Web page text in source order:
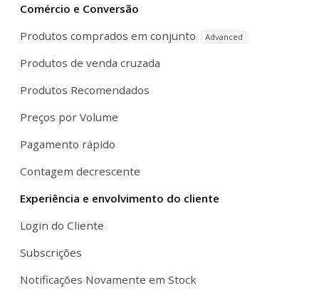
Comércio e Conversão
Produtos comprados em conjunto
Advanced
Produtos de venda cruzada
Produtos Recomendados
Preços por Volume
Pagamento rápido
Contagem decrescente
Experiência e envolvimento do cliente
Login do Cliente
Subscrições
Notificações Novamente em Stock